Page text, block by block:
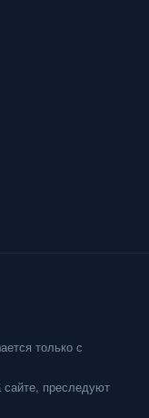
только с
преследуют